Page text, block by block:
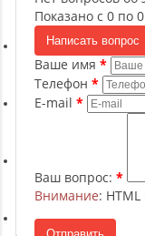
Системы хранения
Футбол и гандбол
Отзывы о товаре
Показано с 0 по
Написать вопрос
Ваше имя
Телефон
E-mail
Ваш вопрос:
Внимание: